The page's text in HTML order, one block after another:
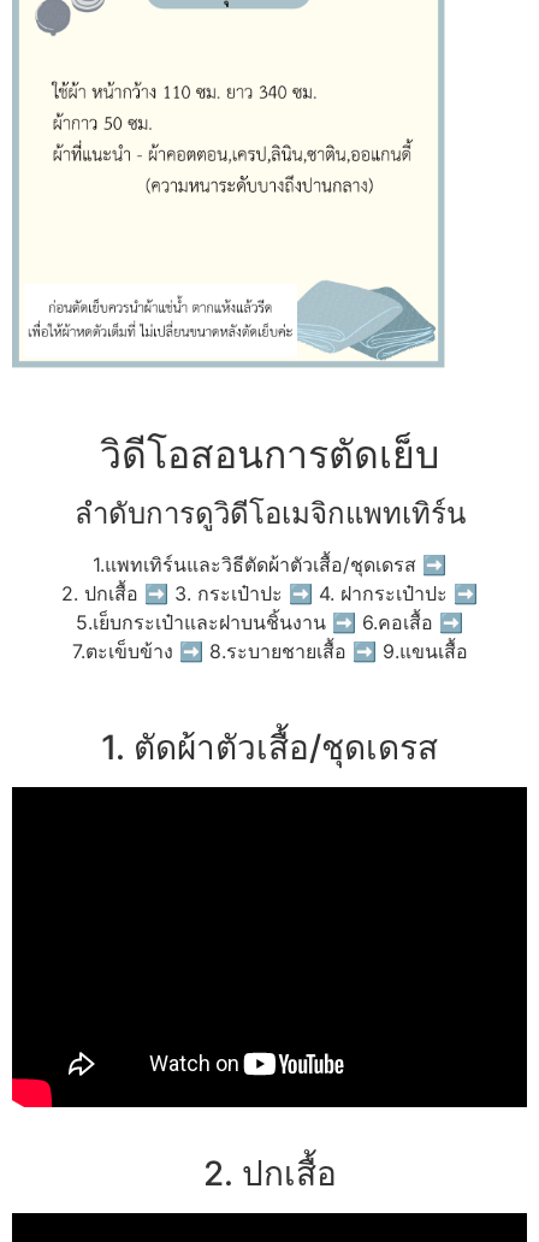
วิดีโอสอนการตัดเย็บ
ลำดับการดูวิดีโอเมจิกแพทเทิร์น
1.แพทเทิร์นและวิธีตัดผ้าตัวเสื้อ/ชุดเดรส ➡
2. ปกเสื้อ ➡ 3. กระเป๋าปะ ➡ 4. ฝากระเป๋าปะ ➡
5.เย็บกระเป๋าและฝาบนชิ้นงาน ➡ 6.คอเสื้อ ➡
7.ตะเข็บข้าง ➡ 8.ระบายชายเสื้อ ➡ 9.แขนเสื้อ
1. ตัดผ้าตัวเสื้อ/ชุดเดรส
2. ปกเสื้อ